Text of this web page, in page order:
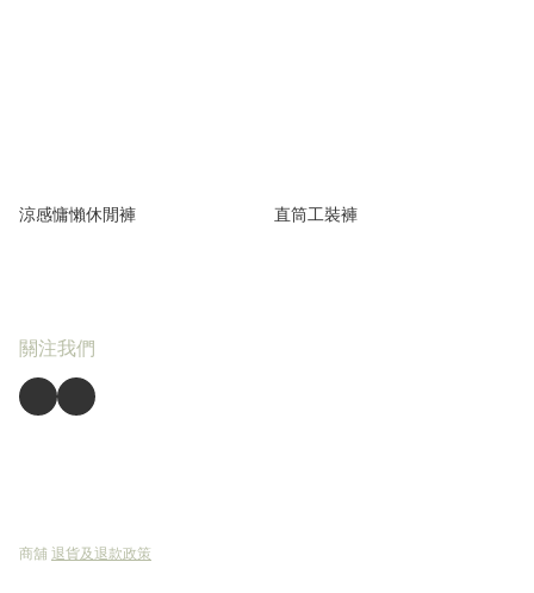
涼感慵懶休閒褲 直筒工裝褲
關注我們
商舖 退貨及退款政策